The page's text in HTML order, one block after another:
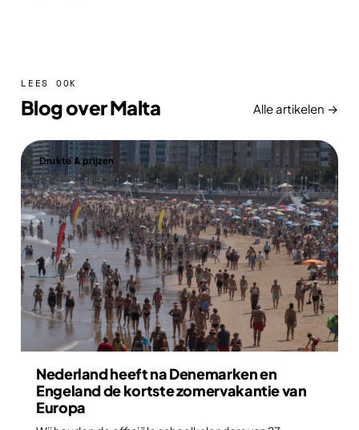
LEES OOK
Blog over Malta Alle artikelen →
Drukte & prijzen
Nederland heeft na Denemarken en
Engeland de kortste zomervakantie van
Europa